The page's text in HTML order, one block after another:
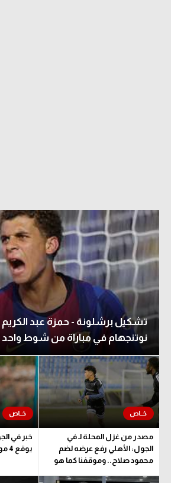
تشكيل برشلونة - حمزة عبد
نوتنجهام في مباراة من شوط واحد
مصدر من غزل المحلة لـ في
الجول: الأهلي رفع عرضه لضم
محمود صلاح.. وموقفنا كما هو
خبر في
يوقع 4 مواسم لـ بيراميدز